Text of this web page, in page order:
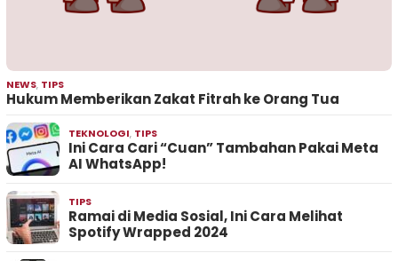
NEWS, TIPS
Hukum Memberikan Zakat Fitrah ke Orang Tua
TEKNOLOGI, TIPS
Ini Cara Cari “Cuan” Tambahan Pakai Meta
AI WhatsApp!
TIPS
Ramai di Media Sosial, Ini Cara Melihat
Spotify Wrapped 2024